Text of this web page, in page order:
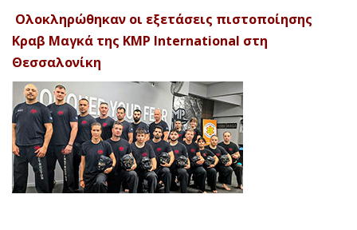
Ολοκληρώθηκαν οι εξετάσεις πιστοποίησης
Κραβ Μαγκά της KMP International στη
Θεσσαλονίκη